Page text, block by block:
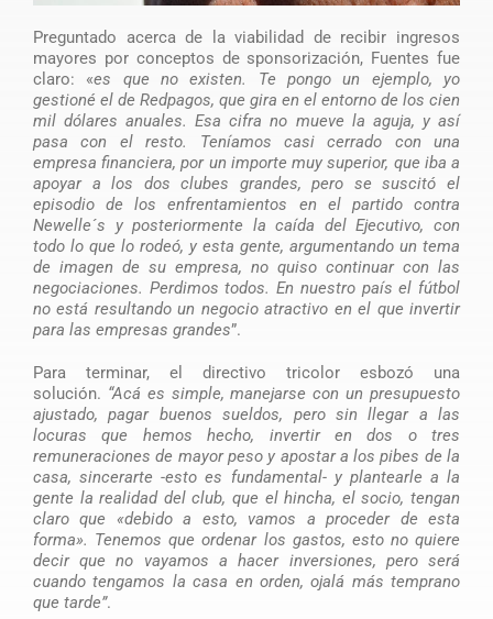
Preguntado acerca de la viabilidad de recibir ingresos
mayores por conceptos de sponsorización, Fuentes fue
claro: «es que no existen. Te pongo un ejemplo, yo
gestioné el de Redpagos, que gira en el entorno de los cien
mil dólares anuales. Esa cifra no mueve la aguja, y así
pasa con el resto. Teníamos casi cerrado con una
empresa financiera, por un importe muy superior, que iba a
apoyar a los dos clubes grandes, pero se suscitó el
episodio de los enfrentamientos en el partido contra
Newelle´s y posteriormente la caída del Ejecutivo, con
todo lo que lo rodeó, y esta gente, argumentando un tema
de imagen de su empresa, no quiso continuar con las
negociaciones. Perdimos todos. En nuestro país el fútbol
no está resultando un negocio atractivo en el que invertir
para las empresas grandes”.
Para terminar, el directivo tricolor esbozó una
solución. “Acá es simple, manejarse con un presupuesto
ajustado, pagar buenos sueldos, pero sin llegar a las
locuras que hemos hecho, invertir en dos o tres
remuneraciones de mayor peso y apostar a los pibes de la
casa, sincerarte -esto es fundamental- y plantearle a la
gente la realidad del club, que el hincha, el socio, tengan
claro que «debido a esto, vamos a proceder de esta
forma». Tenemos que ordenar los gastos, esto no quiere
decir que no vayamos a hacer inversiones, pero será
cuando tengamos la casa en orden, ojalá más temprano
que tarde”.